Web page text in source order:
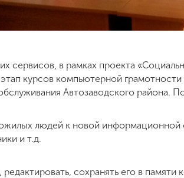
сервисов, в рамках проекта
курсов компьютерной грамотности
Автозаводского района.
людей к новой информационной
и т.д.
сохранять его в